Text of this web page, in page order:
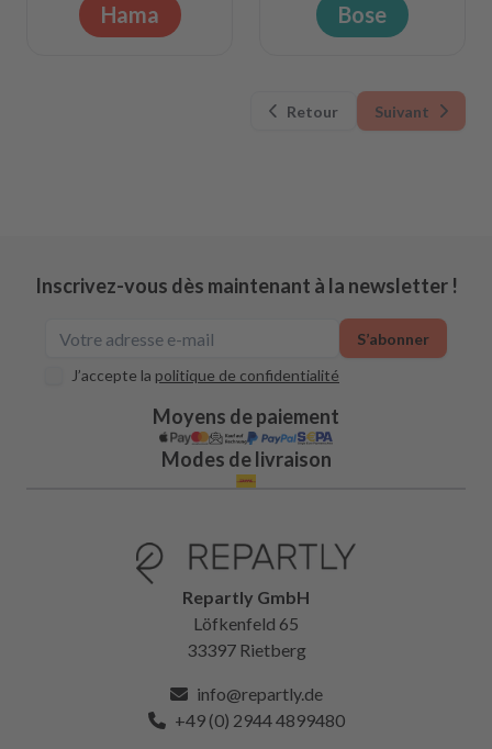
Hama Bose
Retour Suivant
Inscrivez-vous dès maintenant à la newsletter !
J’accepte la politique de confidentialité
S’abonner
Moyens de paiement
Modes de livraison
Repartly GmbH
Löfkenfeld 65
33397 Rietberg
info@repartly.de
+49 (0) 2944 4899480